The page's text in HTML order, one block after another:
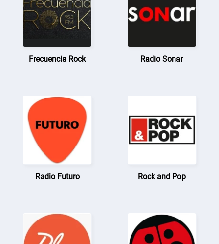
Frecuencia Rock Radio Sonar
Radio Futuro Rock and Pop